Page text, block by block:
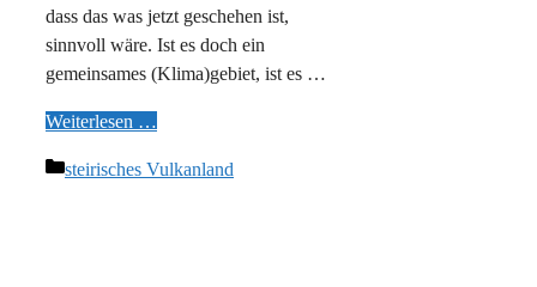
dass das was jetzt geschehen ist,
sinnvoll wäre. Ist es doch ein
gemeinsames (Klima)gebiet, ist es …
Weiterlesen …
Kategorien
steirisches Vulkanland